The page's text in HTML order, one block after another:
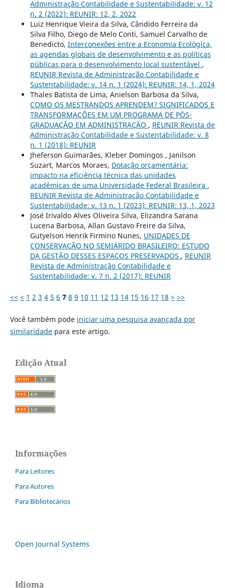
Administração Contabilidade e Sustentabilidade: v. 12
n. 2 (2022): REUNIR: 12, 2, 2022
Luiz Henrique Vieira da Silva, Cândido Ferreira da
Silva Filho, Diego de Melo Conti, Samuel Carvalho de
Benedicto, Interconexões entre a Economia Ecológica,
as agendas globais de desenvolvimento e as políticas
públicas para o desenvolvimento local sustentável ,
REUNIR Revista de Administração Contabilidade e
Sustentabilidade: v. 14 n. 1 (2024): REUNIR: 14, 1, 2024
Thales Batista de Lima, Anielson Barbosa da Silva,
COMO OS MESTRANDOS APRENDEM? SIGNIFICADOS E
TRANSFORMAÇÕES EM UM PROGRAMA DE PÓS-
GRADUAÇÃO EM ADMINISTRAÇÃO , REUNIR Revista de
Administração Contabilidade e Sustentabilidade: v. 8
n. 1 (2018): REUNIR
Jheferson Guimarães, Kleber Domingos , Janilson
Suzart, Marcos Moraes, Dotação orçamentária:
impacto na eficiência técnica das unidades
acadêmicas de uma Universidade Federal Brasileira ,
REUNIR Revista de Administração Contabilidade e
Sustentabilidade: v. 13 n. 1 (2023): REUNIR: 13, 1, 2023
José Irivaldo Alves Oliveira Silva, Elizandra Sarana
Lucena Barbosa, Allan Gustavo Freire da Silva,
Gutyelson Henrik Firmino Nunes, UNIDADES DE
CONSERVAÇÃO NO SEMIÁRIDO BRASILEIRO: ESTUDO
DA GESTÃO DESSES ESPAÇOS PRESERVADOS , REUNIR
Revista de Administração Contabilidade e
Sustentabilidade: v. 7 n. 2 (2017): REUNIR
<< < 1 2 3 4 5 6 7 8 9 10 11 12 13 14 15 16 17 18 > >>
Você também pode iniciar uma pesquisa avançada por
similaridadepara este artigo.
Edição Atual
Informações
Para Leitores
Para Autores
Para Bibliotecários
Open Journal Systems
Idioma